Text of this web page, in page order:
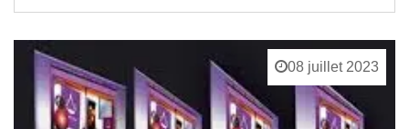
08 juillet 2023